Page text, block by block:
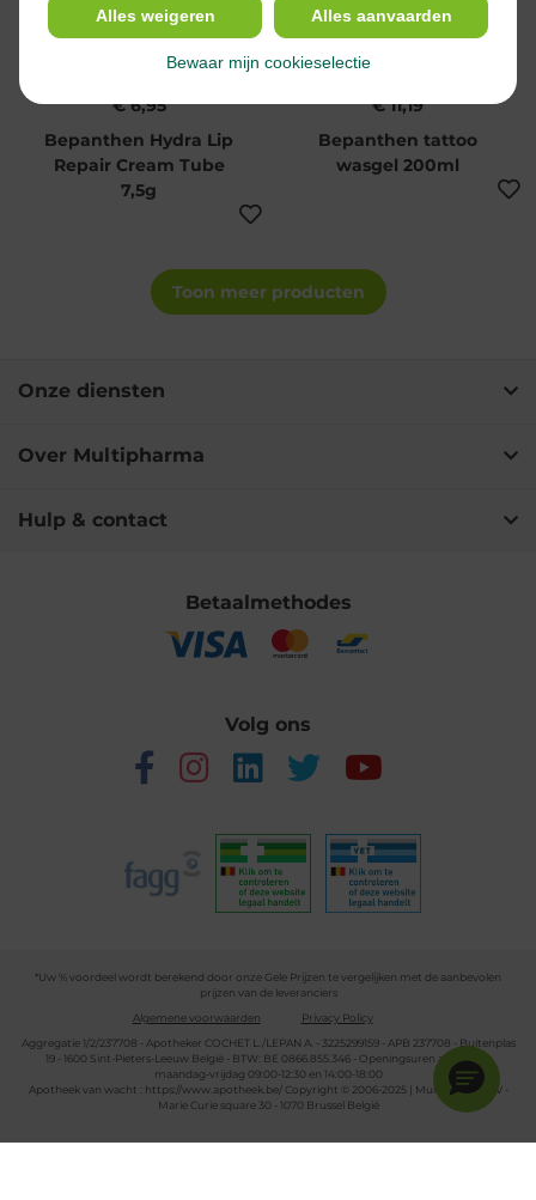
€ 6,95
Bepanthen Hydra Lip
Repair Cream Tube
7,5g
€ 11,19
Bepanthen tattoo
wasgel 200ml
Toon meer producten
Onze diensten
Over Multipharma
Hulp & contact
Betaalmethodes
Volg ons
*Uw % voordeel wordt berekend door onze Gele Prijzen te vergelijken met de aanbevolen
prijzen van de leveranciers
Algemene voorwaarden
Privacy Policy
Aggregatie 1/2/237708 - Apotheker COCHET L./LEPAN A. - 3225299159 - APB 237708 - Buitenplas
19 - 1600 Sint-Pieters-Leeuw België - BTW: BE 0866.855.346 - Openingsuren apotheek:
maandag-vrijdag 09:00-12:30 en 14:00-18:00
Apotheek van wacht :
https://www.apotheek.be/Copyright © 2006-2025 | Multipharma CV -
Marie Curie square 30 - 1070 Brussel België
Alles weigeren Alles aanvaarden
Bewaar mijn cookieselectie